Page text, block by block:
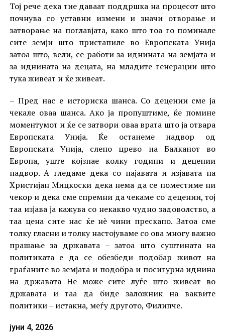
Тој рече дека тие даваат поддршка на процесот што
почнува со уставни измени и значи отворање и
затворање на поглавјата, како што тоа го поминале
сите земји што пристапиле во Европската Унија
затоа што, вели, се работи за иднината на земјата и
за иднината на децата, на младите генерации што
тука живеат и ќе живеат.
– Пред нас е историска шанса. Со децении сме ја
чекале оваа шанса. Ако ја пропуштиме, ќе помине
моментумот и ќе се затвори оваа врата што ја отвара
Европската Унија. Ќе останеме надвор од
Европската Унија, слепо црево на Балканот во
Европа, уште којзнае колку години и децении
надвор. А гледаме дека со најавата и изјавата на
Христијан Мицкоски дека нема да се поместиме ни
чекор и дека сме спремни да чекаме со децении, тој
таа изјава ја кажува со некакво чудно задоволство, а
таа цена сите нас ќе нè чини прескапо. Затоа сме
толку гласни и толку настојуваме со ова многу важно
прашање за државата – затоа што суштината на
политиката е да се обезбеди подобар живот на
граѓаните во земјата и подобра и посигурна иднина
на државата Не може сите луѓе што живеат во
државата и таа да биде заложник на ваквите
политики – истакна, меѓу другото, Филипче.
јуни 4, 2026